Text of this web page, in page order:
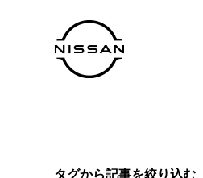
タグから記事を絞り込む